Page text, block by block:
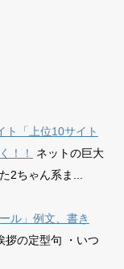
ト「上位10サイト
！！
ネットの巨大
2ちゃん系ま...
ル」例文、書き
拶の定型句 ・いつ